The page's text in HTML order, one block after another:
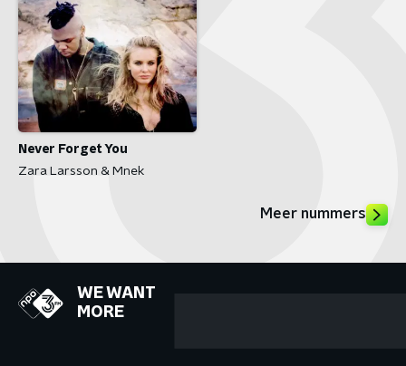
Never Forget You
Zara Larsson & Mnek
Meer nummers
WE WANT
MORE